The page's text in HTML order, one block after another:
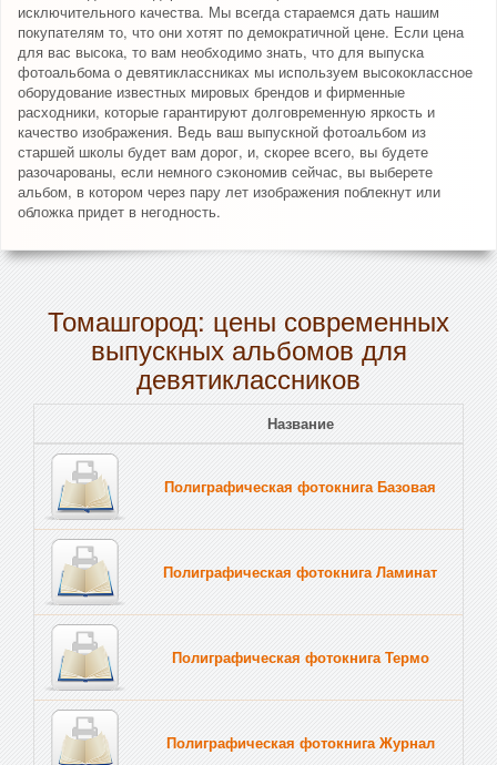
исключительного качества. Мы всегда стараемся дать нашим
покупателям то, что они хотят по демократичной цене. Если цена
для вас высока, то вам необходимо знать, что для выпуска
фотоальбома о девятиклассниках мы используем высококлассное
оборудование известных мировых брендов и фирменные
расходники, которые гарантируют долговременную яркость и
качество изображения. Ведь ваш выпускной фотоальбом из
старшей школы будет вам дорог, и, скорее всего, вы будете
разочарованы, если немного сэкономив сейчас, вы выберете
альбом, в котором через пару лет изображения поблекнут или
обложка придет в негодность.
Томашгород: цены современных
выпускных альбомов для
девятиклассников
Название
Полиграфическая фотокнига Базовая
Полиграфическая фотокнига Ламинат
Полиграфическая фотокнига Термо
Полиграфическая фотокнига Журнал